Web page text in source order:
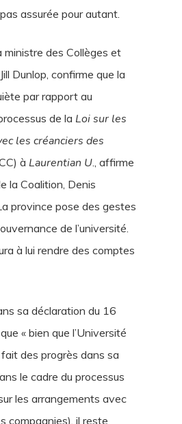
assurée pour autant.
ministre des Collèges et
Dunlop, confirme que la
par rapport au
de la Loi sur les
les créanciers des
à Laurentian U ., affirme
la Coalition, Denis
province pose des gestes
de l’université.
à lui rendre des comptes
sa déclaration du 16
« bien que l’Université
des progrès dans sa
le cadre du processus
les arrangements avec
compagnies), il reste